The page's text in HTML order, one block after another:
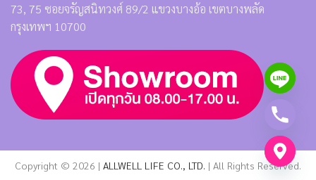
73, 75 ซอยจรัญสนิทวงศ์ 89/2 แขวงบางอ้อ เขตบางพลัด
กรุงเทพฯ 10700
Copyright © 2026 | ALLWELL LIFE CO., LTD. | All Rights Reserved.